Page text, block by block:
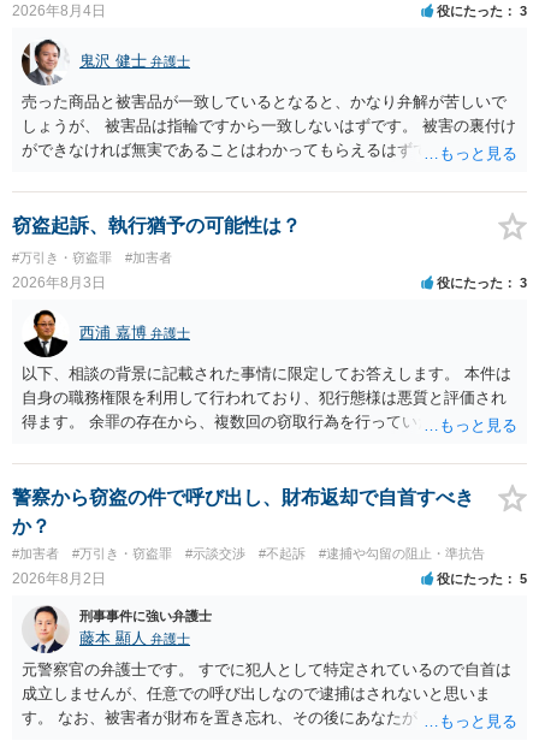
2026年8月4日 役にたった 3
鬼沢 健士 弁護士
売った商品と被害品が一致しているとなると、かなり弁解が苦しいで
しょうが、 被害品は指輪ですから一致しないはずです。 被害の裏付け
ができなければ無実であることはわかってもらえるはずです。
窃盗起訴、執行猶予の可能性は？
#万引き・窃盗罪 #加害者
2026年8月3日 役にたった 3
西浦 嘉博 弁護士
以下、相談の背景に記載された事情に限定してお答えします。 本件は
自身の職務権限を利用して行われており、犯行態様は悪質と評価され
得ます。 余罪の存在から、複数回の窃取行為を行っていたことも悪質
ると思われます。 他方、余罪を含めた全額を弁済していることは、被
害者の経済的損害の回復として有利に斟酌されます。 また、前科前歴
を有しないことも、規範意識が鈍磨しきっているとまでは言えず、有
利な点です。 その他、家族の監督等の情状証拠を適切に提出すること
で、私見ですが、執行猶予判決を視野に入れることが可能な事案と思
われます。 上記、一つの意見として参考ください。
警察から窃盗の件で呼び出し、財布返却で自首すべき
か？
#加害者 #万引き・窃盗罪 #示談交渉 #不起訴 #逮捕や勾留の阻止・準抗告
2026年8月2日 役にたった 5
刑事事件に強い弁護士
藤本 顯人 弁護士
元警察官の弁護士です。 すでに犯人として特定されているので自首は
成立しませんが、任意での呼び出しなので逮捕はされないと思いま
す。 なお、被害者が財布を置き忘れ、その後にあなたがトイレに入